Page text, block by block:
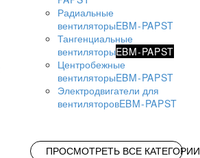
Радиальные
вентиляторыEBM-PAPST
Тангенциальные
вентиляторыEBM-PAPST
Центробежные
вентиляторыEBM-PAPST
Электродвигатели для
вентиляторовEBM-PAPST
ПРОСМОТРЕТЬ ВСЕ КАТЕГОРИИ